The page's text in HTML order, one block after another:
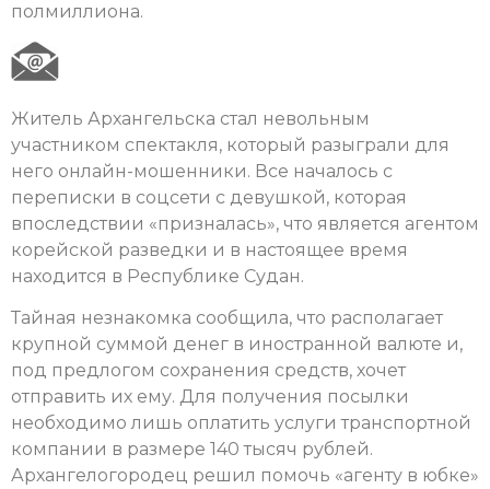
полмиллиона.
Житель Архангельска стал невольным
участником спектакля, который разыграли для
него онлайн-мошенники. Все началось с
переписки в соцсети с девушкой, которая
впоследствии «призналась», что является агентом
корейской разведки и в настоящее время
находится в Республике Судан.
Тайная незнакомка сообщила, что располагает
крупной суммой денег в иностранной валюте и,
под предлогом сохранения средств, хочет
отправить их ему. Для получения посылки
необходимо лишь оплатить услуги транспортной
компании в размере 140 тысяч рублей.
Архангелогородец решил помочь «агенту в юбке»